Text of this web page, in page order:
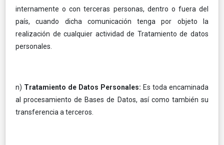
internamente o con terceras personas, dentro o fuera del
país, cuando dicha comunicación tenga por objeto la
realización de cualquier actividad de Tratamiento de datos
personales.
n) Tratamiento de Datos Personales: Es toda encaminada
al procesamiento de Bases de Datos, así como también su
transferencia a terceros.